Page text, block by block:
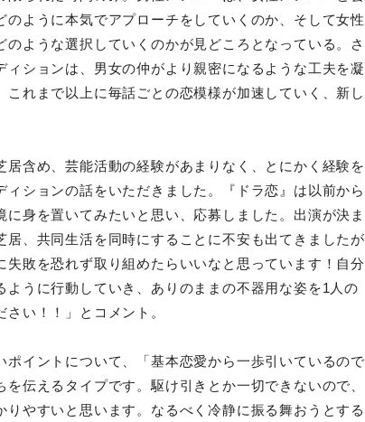
のように本気でアプローチをしていくのか、そして女性
のような選択していくのかが見どころとなっている。さ
ィションは、男女の仲がより親密になるような工夫を凝
これまで以上に毎話ごとの恋模様が加速していく、新し
居含め、芸能活動の経験があまりなく、とにかく経験を
ションの話をいただきました。『ドラ恋』は以前から
身を置いてみたいと思い、応募しました。出演が決ま
居、共同生活を同時にすることに不安も出てきましたが
失敗を恐れず取り組めたらいいなと思っています！自分
ように行動していき、ありのままの不器用な姿を1人の
い！！」とコメント。
ポイントについて、「基本恋愛から一歩引いているので
伝えるタイプです。駆け引きとか一切できないので、
やすいと思います。なるべく冷静に振る舞おうとする